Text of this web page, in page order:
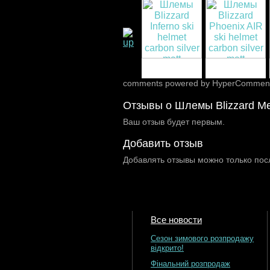
comments powered by
Отзывы о Шлемы Blizzard
Ваш отзыв будет первым.
Добавить отзыв
Добавлять отзывы можно только
Все новости
Сезон зимового розпродажу
відкрито!
Фінальний розпродаж